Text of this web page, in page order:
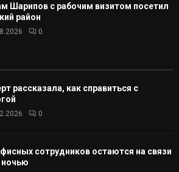
Шарипов с рабочим визитом посетил
район
0
рассказала, как справиться с
0
сотрудников остаются на связи